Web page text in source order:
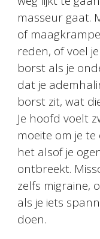
masseur gaat.
of
reden, of voel
borst als je
dat je
borst zit, wat
Je hoofd voelt
moeite om je
het alsof je
ontbreekt.
zelfs migraine,
als je iets
doen.